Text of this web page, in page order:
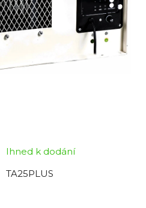
Ihned k dodání
TA25PLUS